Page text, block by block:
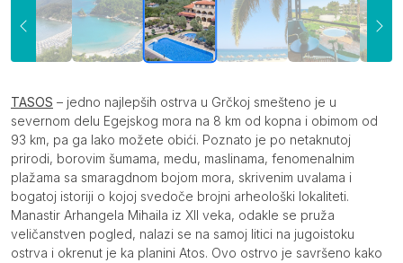
Opis
TASOS – jedno najlepših ostrva u Grčkoj smešteno je u
severnom delu Egejskog mora na 8 km od kopna i obimom od
93 km, pa ga lako možete obići. Poznato je po netaknutoj
prirodi, borovim šumama, medu, maslinama, fenomenalnim
plažama sa smaragdnom bojom mora, skrivenim uvalama i
bogatoj istoriji o kojoj svedoče brojni arheološki lokaliteti.
Manastir Arhangela Mihaila iz XII veka, odakle se pruža
veličanstven pogled, nalazi se na samoj litici na jugoistoku
ostrva i okrenut je ka planini Atos. Ovo ostrvo je savršeno kako